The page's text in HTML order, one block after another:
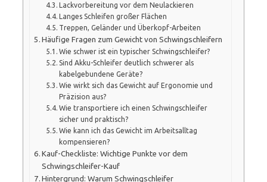
Lackvorbereitung vor dem Neulackieren
Langes Schleifen großer Flächen
Treppen, Geländer und Überkopf-Arbeiten
Häufige Fragen zum Gewicht von Schwingschleifern
Wie schwer ist ein typischer Schwingschleifer?
Sind Akku-Schleifer deutlich schwerer als
kabelgebundene Geräte?
Wie wirkt sich das Gewicht auf Ergonomie und
Präzision aus?
Wie transportiere ich einen Schwingschleifer
sicher und praktisch?
Wie kann ich das Gewicht im Arbeitsalltag
kompensieren?
Kauf-Checkliste: Wichtige Punkte vor dem
Schwingschleifer-Kauf
Hintergrund: Warum Schwingschleifer